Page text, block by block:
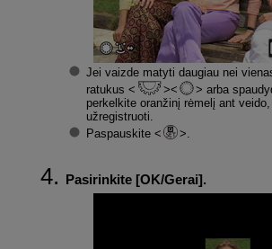
Jei vaizde matyti daugiau nei
ratukus
arba
perkelkite oranžinį rėmelį ant
užregistruoti.
Paspauskite
.
Pasirinkite [OK/Gerai].